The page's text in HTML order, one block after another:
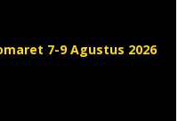
7-9 Agustus 2026